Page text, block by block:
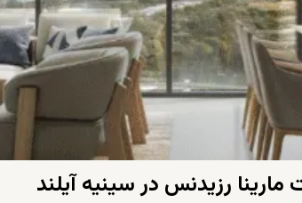
رزیدنس‌ در سینیه آیلند